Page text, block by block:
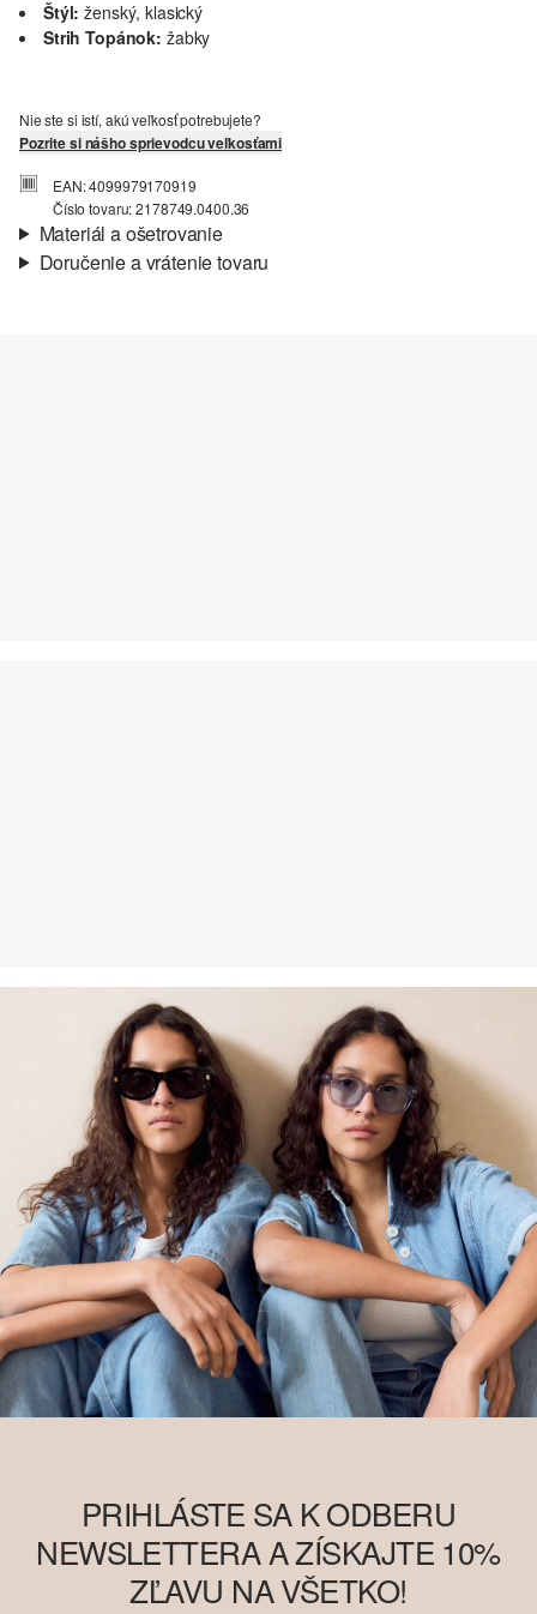
Štýl: ženský, klasický
Strih Topánok: žabky
Nie ste si istí, akú veľkosť potrebujete?
Pozrite si nášho sprievodcu veľkosťami
EAN: 4099979170919
Číslo tovaru: 2178749.0400.36
Materiál a ošetrovanie
Doručenie a vrátenie tovaru
PRIHLÁSTE SA K ODBERU
NEWSLETTERA A ZÍSKAJTE 10%
ZĽAVU NA VŠETKO!